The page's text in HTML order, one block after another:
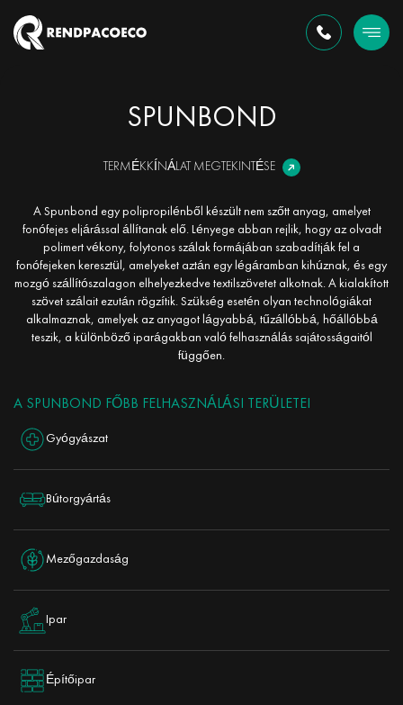
SPUNBOND
TERMÉKKÍNÁLAT MEGTEKINTÉSE
A Spunbond egy polipropilénből készült nem szőtt anyag, amelyet
fonófejes eljárással állítanak elő. Lényege abban rejlik, hogy az olvadt
polimert vékony, folytonos szálak formájában szabadítják fel a
fonófejeken keresztül, amelyeket aztán egy légáramban kihúznak, és egy
mozgó szállítószalagon elhelyezkedve textilszövetet alkotnak. A kialakított
szövet szálait ezután rögzítik. Szükség esetén olyan technológiákat
alkalmaznak, amelyek az anyagot lágyabbá, tűzállóbbá, hőállóbbá
teszik, a különböző iparágakban való felhasználás sajátosságaitól
függően.
A SPUNBOND FŐBB FELHASZNÁLÁSI TERÜLETEI
Gyógyászat
Bútorgyártás
Mezőgazdaság
Ipar
Építőipar